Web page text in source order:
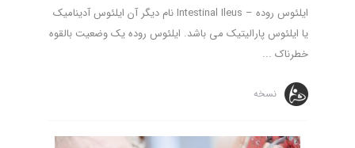
ایلئوس روده – Intestinal Ileus نام دیگر آن ایلئوس آدینامیک
یا ایلئوس پارالیتیک می باشد. ایلئوس روده یک وضعیت بالقوه
خطرناک ...
نسخه